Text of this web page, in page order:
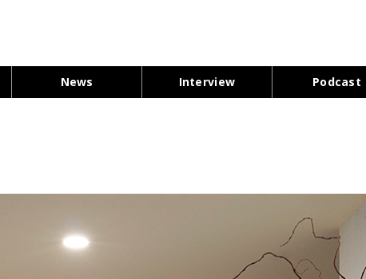
News Interview Podcast